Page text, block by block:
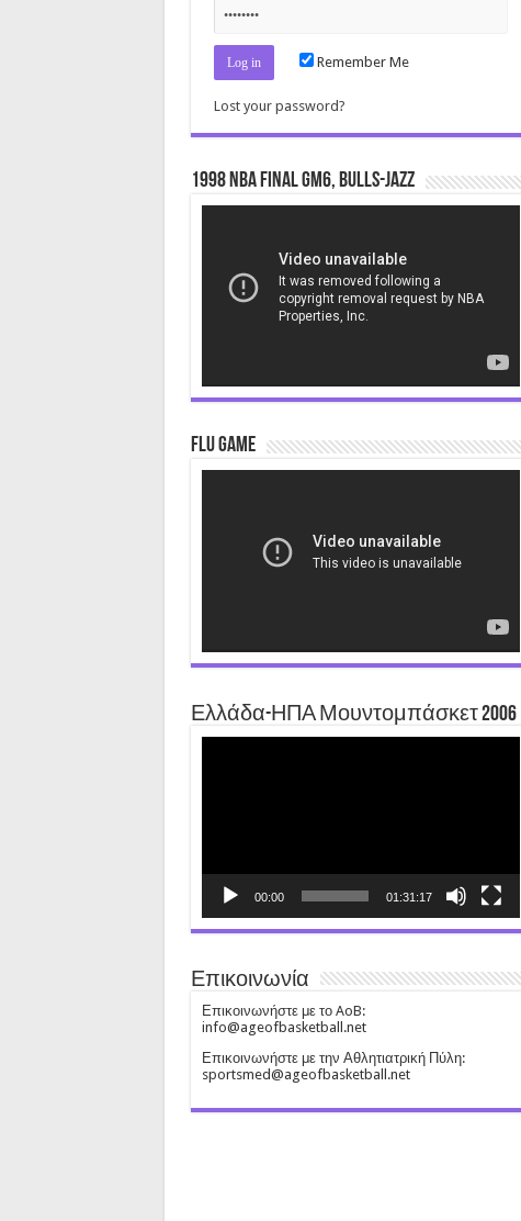
Remember Me
Lost your password?
1998 NBA Final gm6, Bulls-Jazz
Flu Game
Ελλάδα-ΗΠΑ Μουντομπάσκετ 2006
00:00 01:31:17
Επικοινωνία
Επικοινωνήστε με το AoB:
info@ageofbasketball.net
Επικοινωνήστε με την Αθλητιατρική Πύλη:
sportsmed@ageofbasketball.net